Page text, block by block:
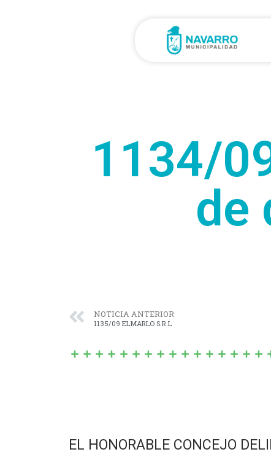
1134/
de
NOTICIA ANTERIOR
1135/09 ELMARLO S.R.L
EL HONORABLE CONCEJO